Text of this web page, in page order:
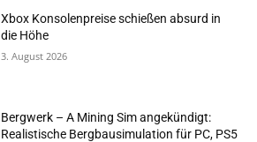
Xbox Konsolenpreise schießen absurd in
die Höhe
3. August 2026
Bergwerk – A Mining Sim angekündigt:
Realistische Bergbausimulation für PC, PS5